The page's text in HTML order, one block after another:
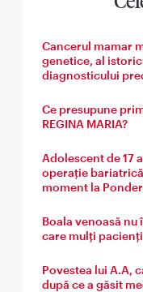
Cancerul mamar
genetice, al
diagnosticului
Ce presupune
REGINA MARIA?
Adolescent de 17
operație
moment la
Boala venoasă nu
care mulți
Povestea lui A.A,
după ce a găsit